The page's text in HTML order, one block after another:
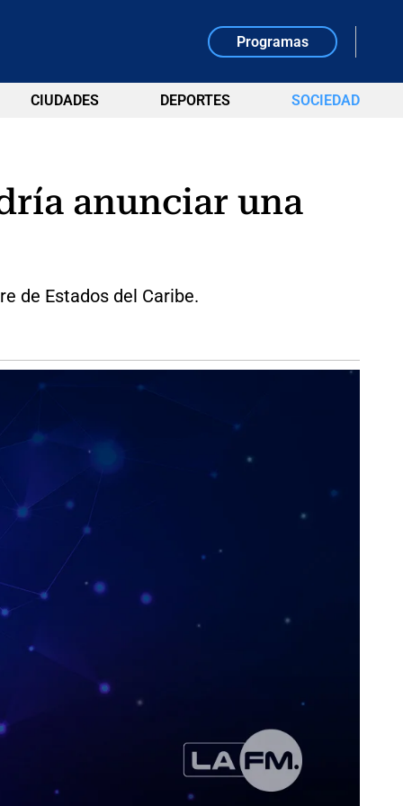
Programas
CIUDADES DEPORTES SOCIEDAD
anunciar una
de Estados del Caribe.